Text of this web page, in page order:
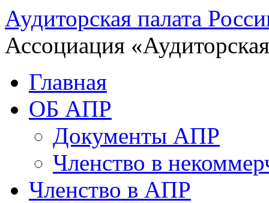
Аудиторская палата
Ассоциация
Главная
ОБ АПР
Документы АПР
Членство в
Членство в АПР